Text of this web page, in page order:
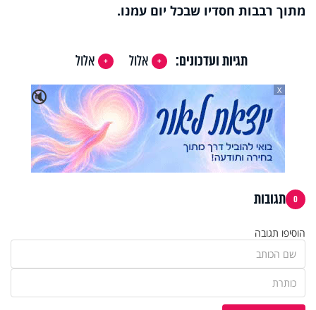
מתוך רבבות חסדיו שבכל יום עמנו.
תגיות ועדכונים: אלול
אלול
🔇
X
0 תגובות
הוסיפו תגובה